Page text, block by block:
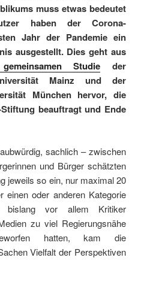
muss etwas bedeutet
haben der Corona-
Jahr der Pandemie ein
ausgestellt. Dies geht aus
Studie der
Mainz und der
München hervor, die
beauftragt und Ende
sachlich – zwischen
und Bürger schätzten
jeweils so ein, nur maximal 20
einen oder anderen Kategorie
bislang vor allem Kritiker
zu viel Regierungsnähe
hatten, kam die
Vielfalt der Perspektiven